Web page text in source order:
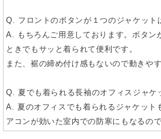
Q. フロントのボタンが１つのジャケット
A. もちろんご用意しております。ボタン
ときでもサッと着られて便利です。
また、裾の締め付け感もないので動きや
Q. 夏でも着られる長袖のオフィスジャケ
A. 夏のオフィスでも着られるジャケット
アコンが効いた室内での防寒にもなるので